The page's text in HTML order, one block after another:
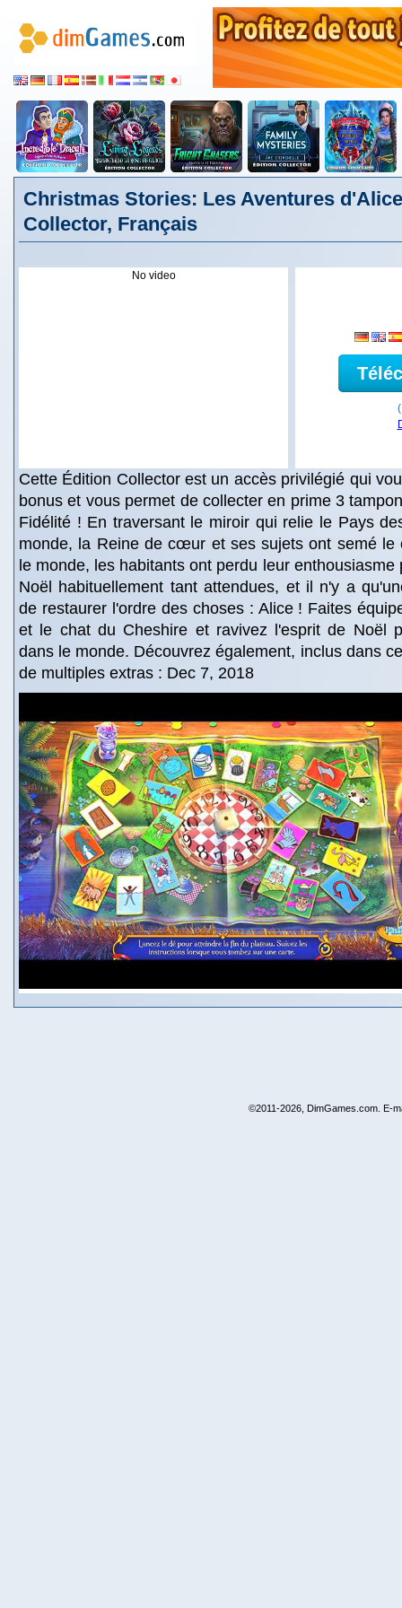
Christmas Stories: Les Aventures
Collector, Français
No video
Cette Édition Collector est un accès privilégié qui
bonus et vous permet de collecter en prime 3
Fidélité ! En traversant le miroir qui relie le Pays
monde, la Reine de cœur et ses sujets ont semé le
le monde, les habitants ont perdu leur
Noël habituellement tant attendues, et il n'y a
de restaurer l'ordre des choses : Alice ! Faites
et le chat du Cheshire et ravivez l'esprit de Noël
dans le monde. Découvrez également, inclus dans
de multiples extras : Dec 7, 2018
©2011-2026, DimGames.com. E-